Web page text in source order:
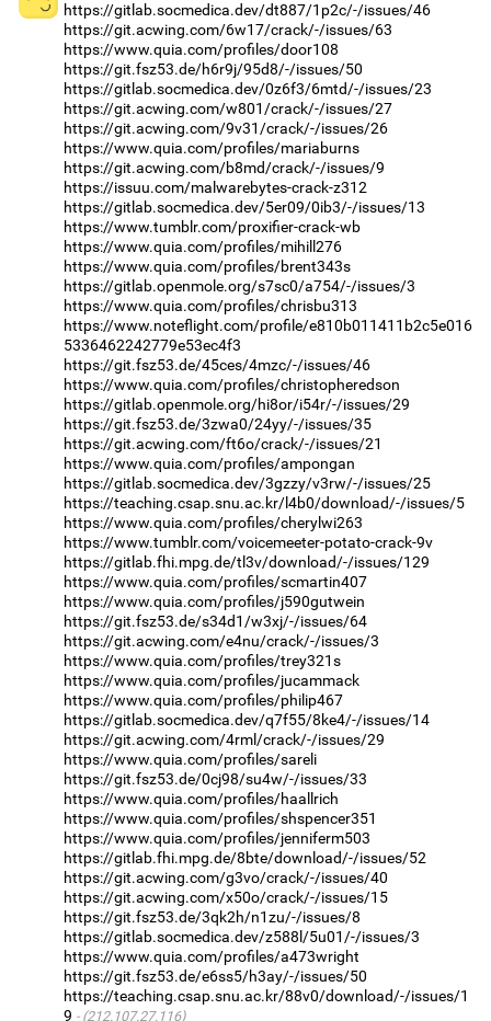
https://gitlab.socmedica.dev/dt887/1p2c/-/issues/46
https://git.acwing.com/6w17/crack/-/issues/63
https://www.quia.com/profiles/door108
https://git.fsz53.de/h6r9j/95d8/-/issues/50
https://gitlab.socmedica.dev/0z6f3/6mtd/-/issues/23
https://git.acwing.com/w801/crack/-/issues/27
https://git.acwing.com/9v31/crack/-/issues/26
https://www.quia.com/profiles/mariaburns
https://git.acwing.com/b8md/crack/-/issues/9
https://issuu.com/malwarebytes-crack-z312
https://gitlab.socmedica.dev/5er09/0ib3/-/issues/13
https://www.tumblr.com/proxifier-crack-wb
https://www.quia.com/profiles/mihill276
https://www.quia.com/profiles/brent343s
https://gitlab.openmole.org/s7sc0/a754/-/issues/3
https://www.quia.com/profiles/chrisbu313
https://www.noteflight.com/profile/e810b011411b2c5e016
5336462242779e53ec4f3
https://git.fsz53.de/45ces/4mzc/-/issues/46
https://www.quia.com/profiles/christopheredson
https://gitlab.openmole.org/hi8or/i54r/-/issues/29
https://git.fsz53.de/3zwa0/24yy/-/issues/35
https://git.acwing.com/ft6o/crack/-/issues/21
https://www.quia.com/profiles/ampongan
https://gitlab.socmedica.dev/3gzzy/v3rw/-/issues/25
https://teaching.csap.snu.ac.kr/l4b0/download/-/issues/5
https://www.quia.com/profiles/cherylwi263
https://www.tumblr.com/voicemeeter-potato-crack-9v
https://gitlab.fhi.mpg.de/tl3v/download/-/issues/129
https://www.quia.com/profiles/scmartin407
https://www.quia.com/profiles/j590gutwein
https://git.fsz53.de/s34d1/w3xj/-/issues/64
https://git.acwing.com/e4nu/crack/-/issues/3
https://www.quia.com/profiles/trey321s
https://www.quia.com/profiles/jucammack
https://www.quia.com/profiles/philip467
https://gitlab.socmedica.dev/q7f55/8ke4/-/issues/14
https://git.acwing.com/4rml/crack/-/issues/29
https://www.quia.com/profiles/sareli
https://git.fsz53.de/0cj98/su4w/-/issues/33
https://www.quia.com/profiles/haallrich
https://www.quia.com/profiles/shspencer351
https://www.quia.com/profiles/jenniferm503
https://gitlab.fhi.mpg.de/8bte/download/-/issues/52
https://git.acwing.com/g3vo/crack/-/issues/40
https://git.acwing.com/x50o/crack/-/issues/15
https://git.fsz53.de/3qk2h/n1zu/-/issues/8
https://gitlab.socmedica.dev/z588l/5u01/-/issues/3
https://www.quia.com/profiles/a473wright
https://git.fsz53.de/e6ss5/h3ay/-/issues/50
https://teaching.csap.snu.ac.kr/88v0/download/-/issues/1
9
(212.107.27.116)